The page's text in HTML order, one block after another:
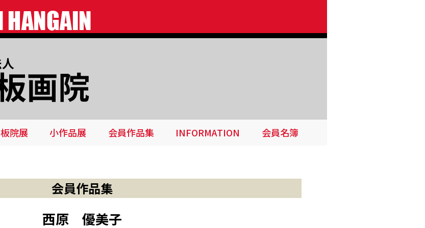
板院展 小作品展 会員作品集 INFORMATION 会員名簿
会員作品集
西原 優美子